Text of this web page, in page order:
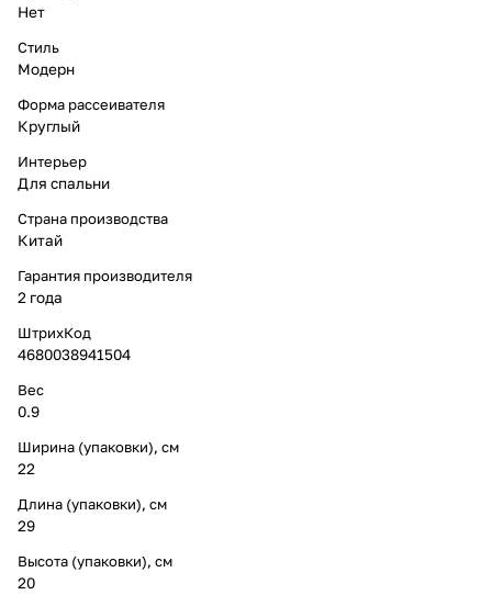
Нет
Стиль
Модерн
Форма рассеивателя
Круглый
Интерьер
Для спальни
Страна производства
Китай
Гарантия производителя
2 года
ШтрихКод
4680038941504
Вес
0.9
Ширина (упаковки), см
22
Длина (упаковки), см
29
Высота (упаковки), см
20